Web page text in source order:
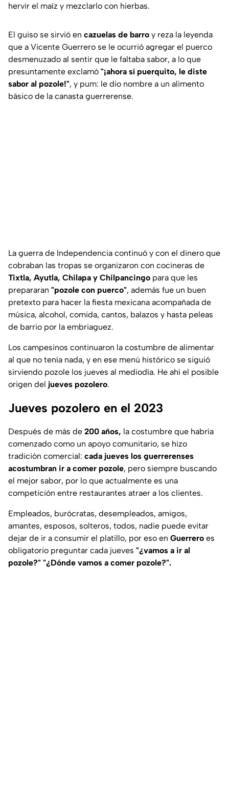
hervir el maíz y mezclarlo con hierbas.
El guiso se sirvió en cazuelas de barro y reza la leyenda
que a Vicente Guerrero se le ocurrió agregar el puerco
desmenuzado al sentir que le faltaba sabor, a lo que
presuntamente exclamó "¡ahora sí puerquito, le diste
sabor al pozole!", y pum: le dio nombre a un alimento
básico de la canasta guerrerense.
La guerra de Independencia continuó y con el dinero que
cobraban las tropas se organizaron con cocineras de
Tixtla, Ayutla, Chilapa y Chilpancingo para que les
prepararan "pozole con puerco", además fue un buen
pretexto para hacer la fiesta mexicana acompañada de
música, alcohol, comida, cantos, balazos y hasta peleas
de barrio por la embriaguez.
Los campesinos continuaron la costumbre de alimentar
al que no tenía nada, y en ese menú histórico se siguió
sirviendo pozole los jueves al mediodía. He ahí el posible
origen del jueves pozolero.
Jueves pozolero en el 2023
Después de más de 200 años, la costumbre que habría
comenzado como un apoyo comunitario, se hizo
tradición comercial: cada jueves los guerrerenses
acostumbran ir a comer pozole, pero siempre buscando
el mejor sabor, por lo que actualmente es una
competición entre restaurantes atraer a los clientes.
Empleados, burócratas, desempleados, amigos,
amantes, esposos, solteros, todos, nadie puede evitar
dejar de ir a consumir el platillo, por eso en Guerrero es
obligatorio preguntar cada jueves "¿vamos a ir al
pozole?" "¿Dónde vamos a comer pozole?".